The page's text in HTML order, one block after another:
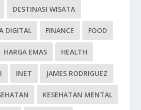
DESTINASI WISATA
DIGITAL FINANCE FOOD
HARGA EMAS HEALTH
INET JAMES RODRIGUEZ
KESEHATAN MENTAL